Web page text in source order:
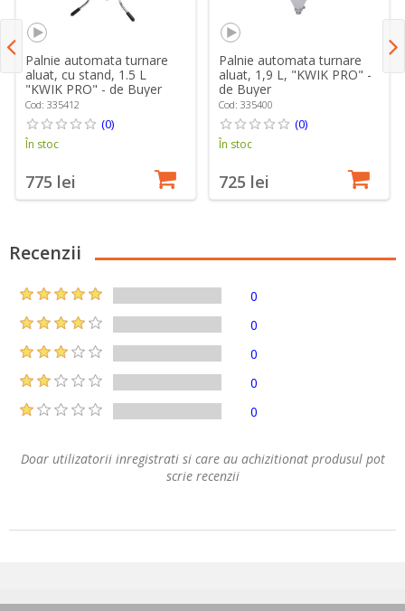
Palnie automata turnare
aluat, cu stand, 1.5 L
"KWIK PRO" - de Buyer
Cod: 335412
(0)
În stoc
775 lei
Palnie automata turnare
aluat, 1,9 L, "KWIK PRO" -
de Buyer
Cod: 335400
(0)
În stoc
725 lei
Recenzii
0
0
0
0
0
Doar utilizatorii inregistrati si care au achizitionat produsul pot
scrie recenzii